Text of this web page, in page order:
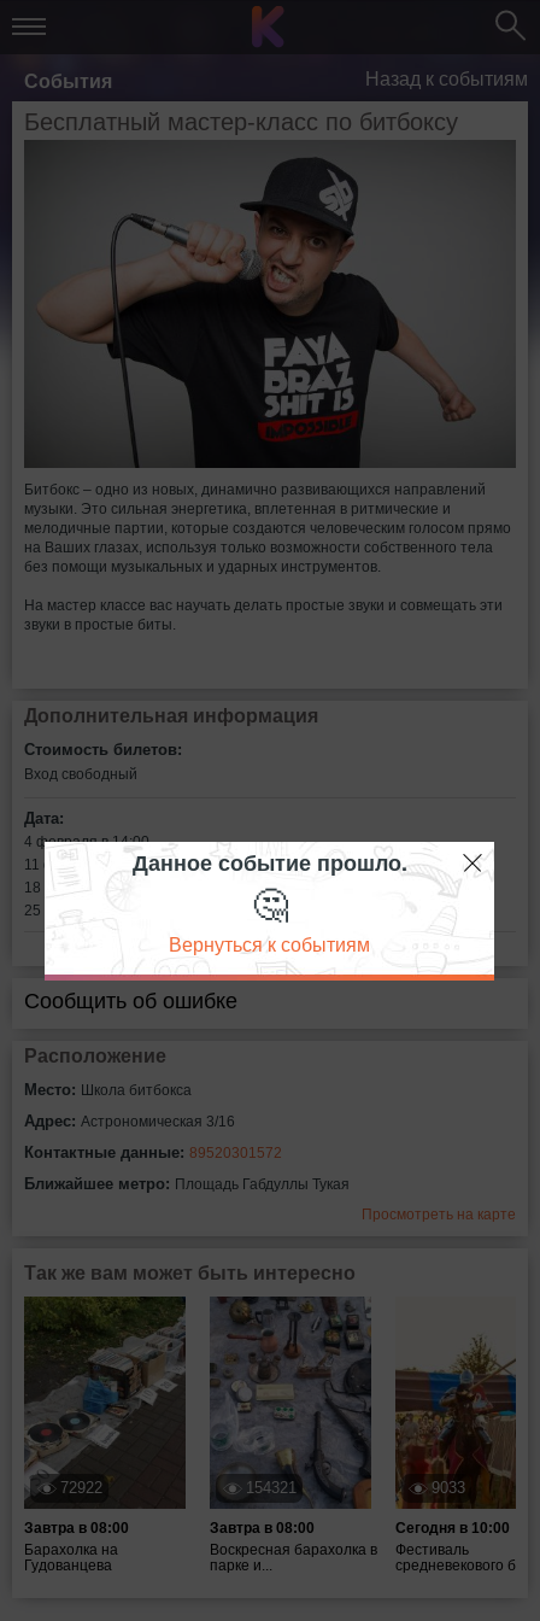
События Назад к событиям
Бесплатный мастер-класс по битбоксу
Битбокс – одно из новых, динамично развивающихся направлений
музыки. Это сильная энергетика, вплетенная в ритмические и
мелодичные партии, которые создаются человеческим голосом прямо
на Ваших глазах, используя только возможности собственного тела
без помощи музыкальных и ударных инструментов.
На мастер классе вас научать делать простые звуки и совмещать эти
звуки в простые биты.
Дополнительная информация
Стоимость билетов:
Вход свободный
Дата:
4 февраля в 14:00
11 февраля в 14:00
18 февраля в 14:00
25 февраля в 14:00
Сообщить об ошибке
Расположение
Место: Школа битбокса
Адрес: Астрономическая 3/16
Контактные данные: 89520301572
Ближайшее метро: Площадь Габдуллы Тукая
Просмотреть на карте
Так же вам может быть интересно
72922
Завтра в 08:00
Барахолка на
Гудованцева
154321
Завтра в 08:00
Воскресная барахолка в
парке и...
9033
Сегодня в 10:00
Фестиваль
средневекового боя
Данное событие прошло.
🤔
Вернуться к событиям